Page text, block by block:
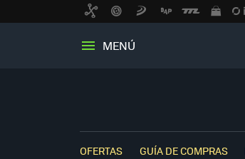
MENÚ
OFERTAS GUÍA DE COMPRAS